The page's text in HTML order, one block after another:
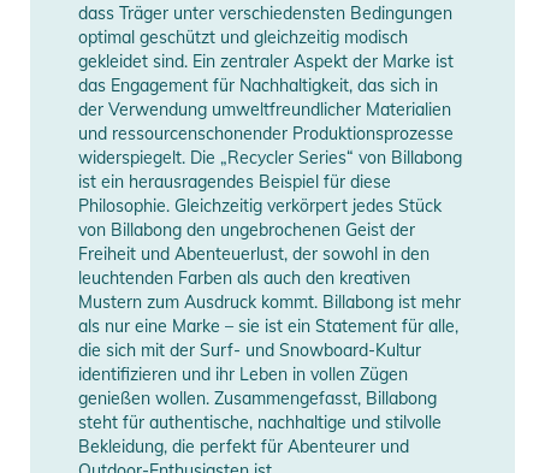
dass Träger unter verschiedensten Bedingungen
optimal geschützt und gleichzeitig modisch
gekleidet sind. Ein zentraler Aspekt der Marke ist
das Engagement für Nachhaltigkeit, das sich in
der Verwendung umweltfreundlicher Materialien
und ressourcenschonender Produktionsprozesse
widerspiegelt. Die „Recycler Series“ von Billabong
ist ein herausragendes Beispiel für diese
Philosophie. Gleichzeitig verkörpert jedes Stück
von Billabong den ungebrochenen Geist der
Freiheit und Abenteuerlust, der sowohl in den
leuchtenden Farben als auch den kreativen
Mustern zum Ausdruck kommt. Billabong ist mehr
als nur eine Marke – sie ist ein Statement für alle,
die sich mit der Surf- und Snowboard-Kultur
identifizieren und ihr Leben in vollen Zügen
genießen wollen. Zusammengefasst, Billabong
steht für authentische, nachhaltige und stilvolle
Bekleidung, die perfekt für Abenteurer und